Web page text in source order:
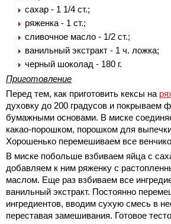
сахар - 1 1/4 ст.;
ряженка - 1 ст.;
сливочное масло - 1/2 ст.;
ванильный экстракт - 1 ч. ложка;
черный шоколад - 180 г.
Приготовление
Перед тем, как приготовить кексы на
духовку до 200 градусов и покрываем
бумажными основами. В миске
какао-порошком, порошком для
Хорошенько перемешиваем все
В миске побольше взбиваем яйца с
добавляем к ним ряженку с
маслом. Еще раз взбиваем все
ванильный экстракт. Постоянно
ингредиентов, вводим сухую смесь в
переставая замешивания. Готовое